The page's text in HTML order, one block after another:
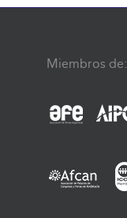
Miembros de: